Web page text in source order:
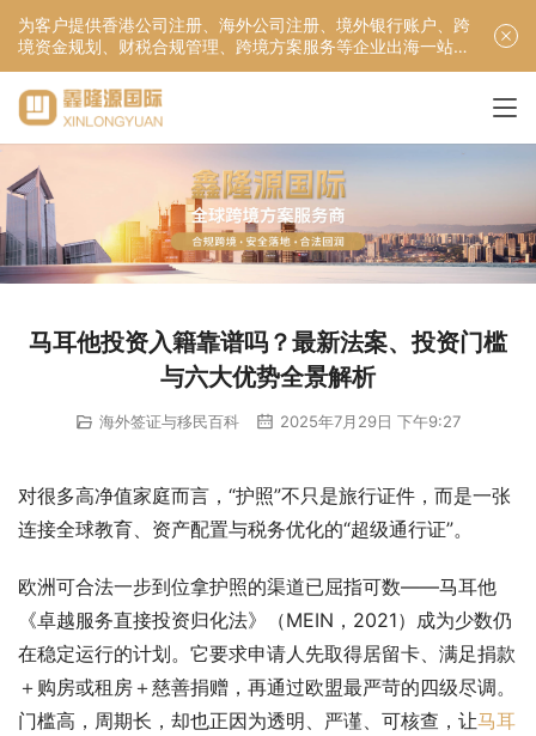
为客户提供香港公司注册、海外公司注册、境外银行账户、跨
境资金规划、财税合规管理、跨境方案服务等企业出海一站式
服务！
马耳他投资入籍靠谱吗？最新法案、投资门槛
与六大优势全景解析
海外签证与移民百科 2025年7月29日 下午9:27
对很多高净值家庭而言，“护照”不只是旅行证件，而是一张
连接全球教育、资产配置与税务优化的“超级通行证”。
欧洲可合法一步到位拿护照的渠道已屈指可数——马耳他
《卓越服务直接投资归化法》（MEIN，2021）成为少数仍
在稳定运行的计划。它要求申请人先取得居留卡、满足捐款
＋购房或租房＋慈善捐赠，再通过欧盟最严苛的四级尽调。
门槛高，周期长，却也正因为透明、严谨、可核查，让马耳